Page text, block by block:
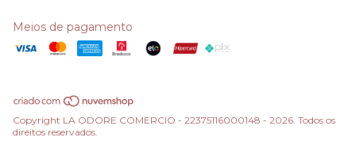
Meios de pagamento
Copyright LA ODORE COMERCIO - 22375116000148 - 2026. Todos os
direitos reservados.